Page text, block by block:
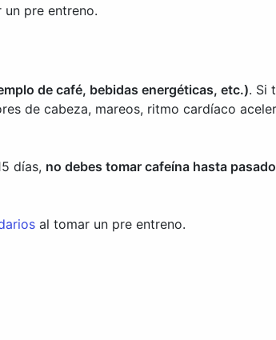
pre entreno.
de café, bebidas energéticas, etc.). Si
de cabeza, mareos, ritmo cardíaco
días, no debes tomar cafeína hasta
al tomar un pre entreno.